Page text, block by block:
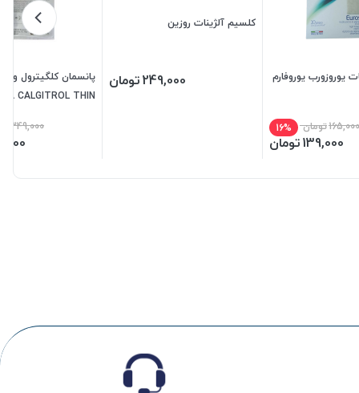
یوروزورب یوروفارم
165,000تومان 16%
139,000تومان
کلسیم آلژینات روزین
249,000تومان
پانسمان کلگیترول
CALGITROL THIN
349,000